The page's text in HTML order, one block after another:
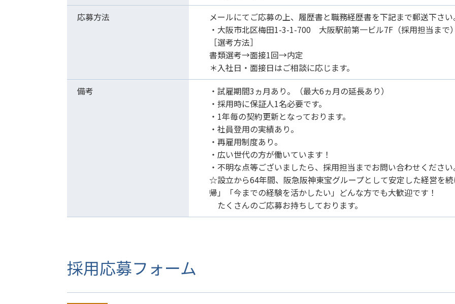
応募方法
メールにてご応募の上、履歴書と職務経歴書を下記まで郵送下さ
・大阪市北区梅田1-3-1-700 大阪駅前第一ビル7F（採用担当まで
［選考方法］
書類選考→面接1回→内定
＊入社日・面接日はご相談に応じます。
備考
・試雇期間3ヵ月あり。（最大6ヵ月の延長あり）
・採用時に保証人1名必要です。
・1年毎の契約更新となっております。
・社員登用の実績あり。
・再雇用制度あり。
・広い世代の方が働いています！
・不明な点等ございましたら、採用担当までお問い合わせくださ
☆設立から64年間、阪急阪神東宝グループとして安定した経営を
帰」「今までの経験を活かしたい」どんな方でも大歓迎です！
たくさんのご応募お持ちしております。
採用応募フォーム